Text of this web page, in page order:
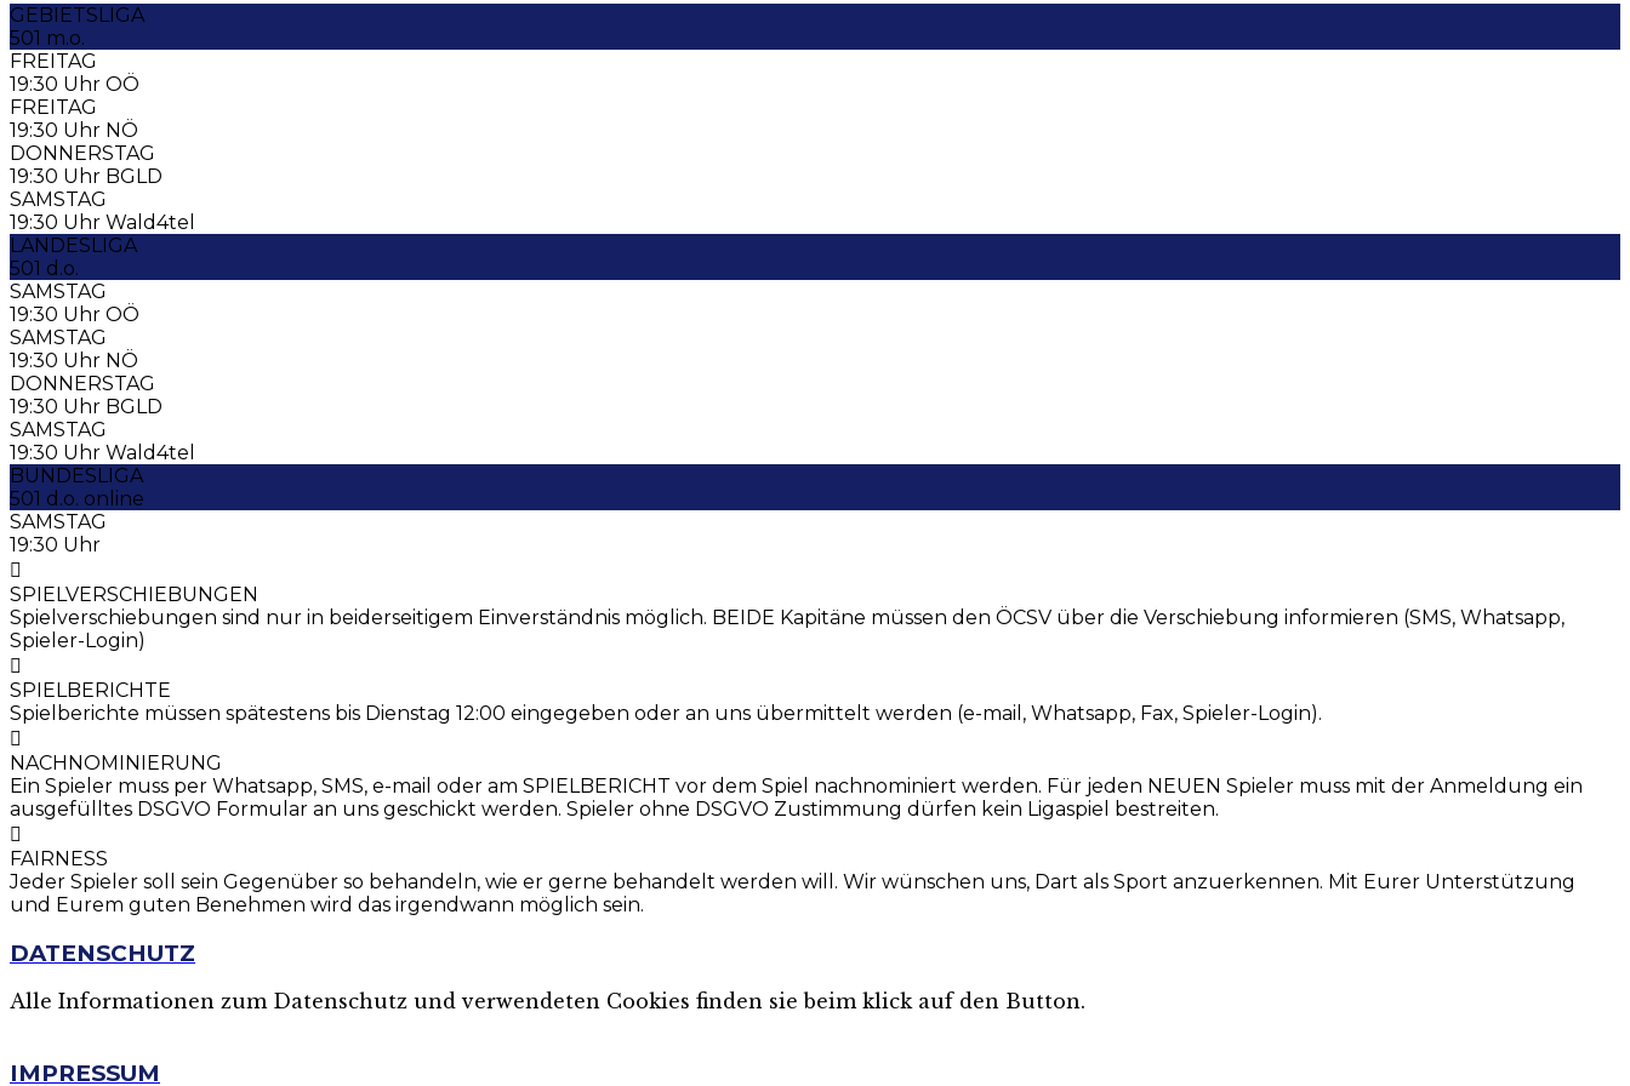
GEBIETSLIGA
501 m.o.
FREITAG
19:30 Uhr OÖ
FREITAG
19:30 Uhr NÖ
DONNERSTAG
19:30 Uhr BGLD
SAMSTAG
19:30 Uhr Wald4tel
LANDESLIGA
501 d.o.
SAMSTAG
19:30 Uhr OÖ
SAMSTAG
19:30 Uhr NÖ
DONNERSTAG
19:30 Uhr BGLD
SAMSTAG
19:30 Uhr Wald4tel
BUNDESLIGA
501 d.o. online
SAMSTAG
19:30 Uhr
SPIELVERSCHIEBUNGEN
Spielverschiebungen sind nur in beiderseitigem Einverständnis möglich. BEIDE Kapitäne müssen den ÖCSV über die Verschiebung informieren (SMS, Whatsapp,
Spieler-Login)
SPIELBERICHTE
Spielberichte müssen spätestens bis Dienstag 12:00 eingegeben oder an uns übermittelt werden (e-mail, Whatsapp, Fax, Spieler-Login).
NACHNOMINIERUNG
Ein Spieler muss per Whatsapp, SMS, e-mail oder am SPIELBERICHT vor dem Spiel nachnominiert werden. Für jeden NEUEN Spieler muss mit der Anmeldung ein
ausgefülltes DSGVO Formular an uns geschickt werden. Spieler ohne DSGVO Zustimmung dürfen kein Ligaspiel bestreiten.
FAIRNESS
Jeder Spieler soll sein Gegenüber so behandeln, wie er gerne behandelt werden will. Wir wünschen uns, Dart als Sport anzuerkennen. Mit Eurer Unterstützung
und Eurem guten Benehmen wird das irgendwann möglich sein.
DATENSCHUTZ
Alle Informationen zum Datenschutz und verwendeten Cookies finden sie beim klick auf den Button.
IMPRESSUM